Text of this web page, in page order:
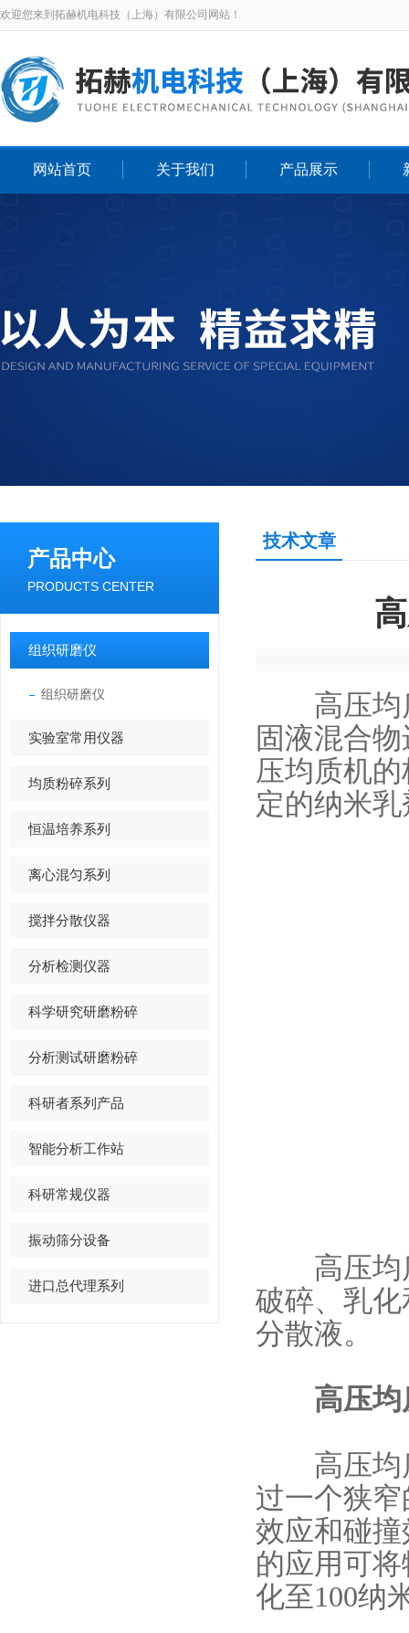
欢迎您来到拓赫机电科技（上海）有限公司网站！
网站首页 关于我们 产品展示
产品中心
PRODUCTS CENTER
组织研磨仪
组织研磨仪
实验室常用仪器
均质粉碎系列
恒温培养系列
离心混匀系列
搅拌分散仪器
分析检测仪器
科学研究研磨粉碎
分析测试研磨粉碎
科研者系列产品
智能分析工作站
科研常规仪器
振动筛分设备
进口总代理系列
技术文章
高压均质
固液混合
压均质机
定的纳米
高压均质
破碎、乳
分散液。
高压均
高压均质
过一个狭
效应和碰
的应用可
化至100纳